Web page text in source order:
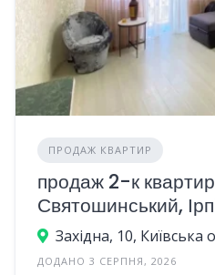
ПРОДАЖ КВАРТИР
продаж 2-к
Святошинський,
Західна, 10, Київська
ДОДАНО 3 СЕРПНЯ, 2026